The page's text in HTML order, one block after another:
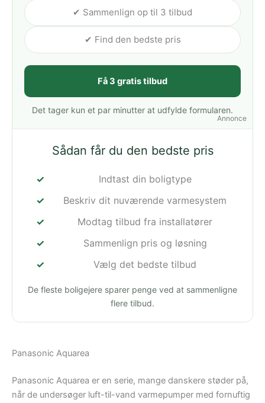
Annonce
✔ Sammenlign op til 3 tilbud
✔ Find den bedste pris
Få 3 gratis tilbud
Det tager kun et par minutter at udfylde formularen.
Sådan får du den bedste pris
Indtast din boligtype
Beskriv dit nuværende varmesystem
Modtag tilbud fra installatører
Sammenlign pris og løsning
Vælg det bedste tilbud
De fleste boligejere sparer penge ved at sammenligne
flere tilbud.
Panasonic Aquarea
Panasonic Aquarea er en serie, mange danskere støder på,
når de undersøger luft-til-vand varmepumper med fornuftig